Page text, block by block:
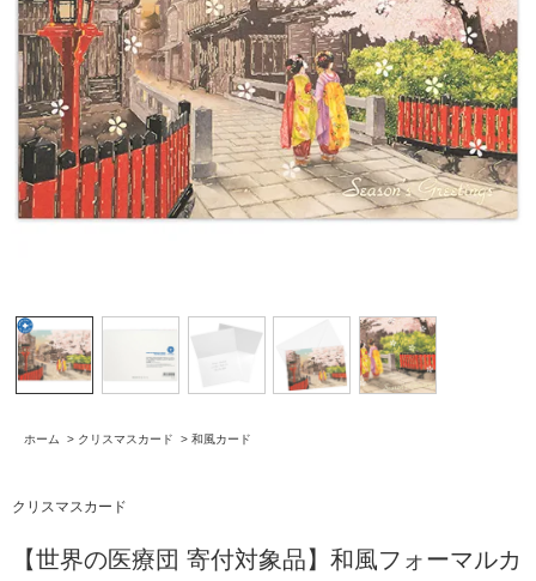
ホーム > クリスマスカード > 和風カード
クリスマスカード
【世界の医療団 寄付対象品】和風フォーマルカ